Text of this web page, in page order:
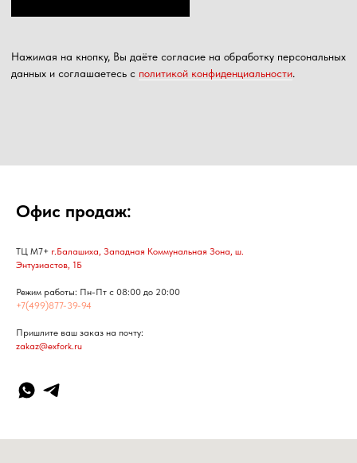
Офис продаж:
ТЦ М7+ г.Балашиха, Западная Коммунальная Зона, ш.
Энтузиастов, 1Б
Режим работы: Пн-Пт с 08:00 до 20:00
+7(499)877-39-94
Пришлите ваш заказ на почту:
zakaz@exfork.ru